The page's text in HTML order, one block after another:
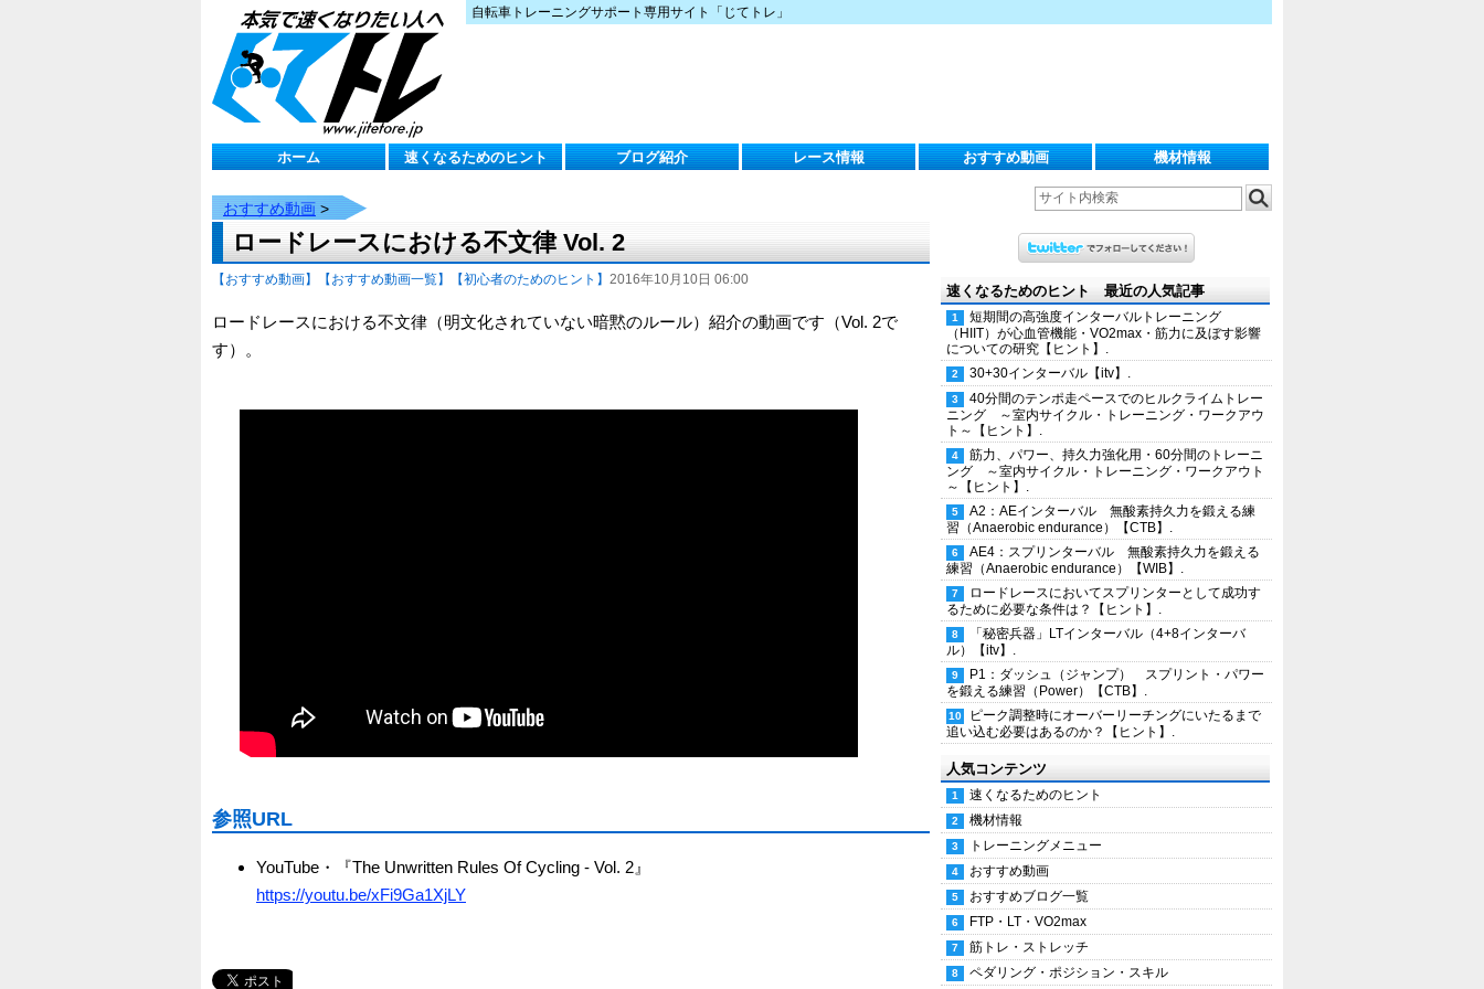
自転車トレーニングサポート専用サイト「じてトレ」
ホーム 速くなるためのヒント ブログ紹介 レース情報 おすすめ動画 機材情報
おすすめ動画 >
ロードレースにおける不文律 Vol. 2
【おすすめ動画】 【おすすめ動画一覧】 【初心者のためのヒント】 2016年10月10日 06:00
ロードレースにおける不文律（明文化されていない暗黙のルール）紹介の動画です（Vol. 2で
す）。
参照URL
YouTube・『The Unwritten Rules Of Cycling - Vol. 2』
https://youtu.be/xFi9Ga1XjLY
速くなるためのヒント 最近の人気記事
短期間の高強度インターバルトレーニング
（HIIT）が心血管機能・VO2max・筋力に及ぼす影響
についての研究【ヒント】.
30+30インターバル【itv】.
40分間のテンポ走ペースでのヒルクライムトレー
ニング ～室内サイクル・トレーニング・ワークアウ
ト～【ヒント】.
筋力、パワー、持久力強化用・60分間のトレーニ
ング ～室内サイクル・トレーニング・ワークアウト
～【ヒント】.
A2：AEインターバル 無酸素持久力を鍛える練
習（Anaerobic endurance）【CTB】.
AE4：スプリンターバル 無酸素持久力を鍛える
練習（Anaerobic endurance）【WIB】.
ロードレースにおいてスプリンターとして成功す
るために必要な条件は？【ヒント】.
「秘密兵器」LTインターバル（4+8インターバ
ル）【itv】.
P1：ダッシュ（ジャンプ） スプリント・パワー
を鍛える練習（Power）【CTB】.
ピーク調整時にオーバーリーチングにいたるまで
追い込む必要はあるのか？【ヒント】.
人気コンテンツ
速くなるためのヒント
機材情報
トレーニングメニュー
おすすめ動画
おすすめブログ一覧
FTP・LT・VO2max
筋トレ・ストレッチ
ペダリング・ポジション・スキル